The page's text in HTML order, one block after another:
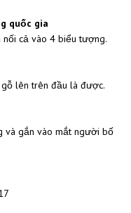
quốc gia
cả vào 4 biểu tượng.
lên trên đầu là được.
và gắn vào mắt người bố